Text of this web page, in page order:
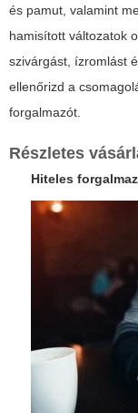
és pamut, valamint
hamisított változatok
szivárgást, ízromlást
ellenőrizd a
forgalmazót.
Részletes
Hiteles